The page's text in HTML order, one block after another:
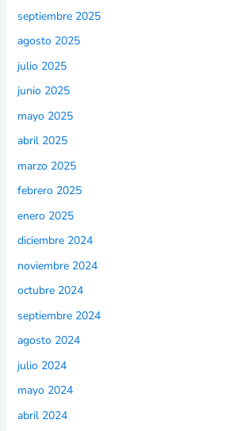
septiembre 2025
agosto 2025
julio 2025
junio 2025
mayo 2025
abril 2025
marzo 2025
febrero 2025
enero 2025
diciembre 2024
noviembre 2024
octubre 2024
septiembre 2024
agosto 2024
julio 2024
mayo 2024
abril 2024